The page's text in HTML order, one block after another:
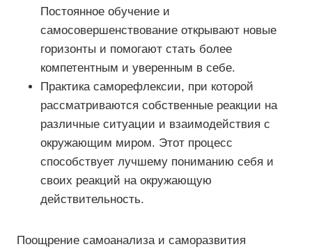
Постоянное обучение и
самосовершенствование открывают новые
горизонты и помогают стать более
компетентным и уверенным в себе.
Практика саморефлексии, при которой
рассматриваются собственные реакции на
различные ситуации и взаимодействия с
окружающим миром. Этот процесс
способствует лучшему пониманию себя и
своих реакций на окружающую
действительность.
Поощрение самоанализа и саморазвития